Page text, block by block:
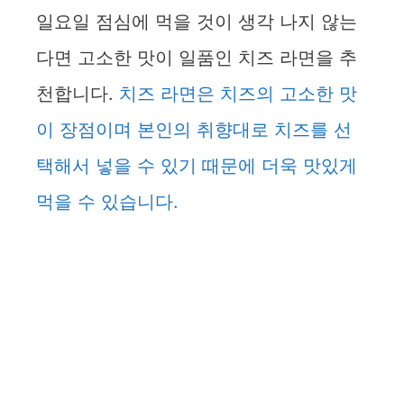
일요일 점심에 먹을 것이 생각 나지 않는
다면 고소한 맛이 일품인 치즈 라면을 추
천합니다. 치즈 라면은 치즈의 고소한 맛
이 장점이며 본인의 취향대로 치즈를 선
택해서 넣을 수 있기 때문에 더욱 맛있게
먹을 수 있습니다.